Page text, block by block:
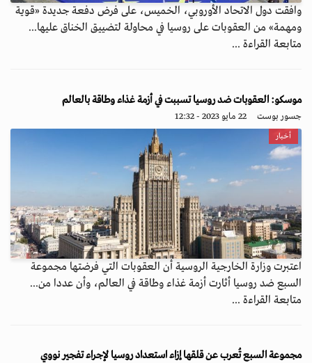
وافقت دول الاتحاد الأوروبي، الخميس، على فرض دفعة جديدة «قوية
ومهمة» من العقوبات على روسيا في محاولة لتضييق الخناق عليها...
متابعة القراءة ...
موسكو: العقوبات ضد روسيا تسببت في أزمة غذاء وطاقة بالعالم
جسور بوست 22 مايو 2023 - 12:32
أخبار
اعتبرت وزارة الخارجية الروسية أن العقوبات التي فرضتها مجموعة
السبع ضد روسيا أثارت أزمة غذاء وطاقة في العالم، وأن عددا من...
متابعة القراءة ...
مجموعة السبع تُعرب عن قلقها إزاء استعداد روسيا لإجراء تفجير نووي